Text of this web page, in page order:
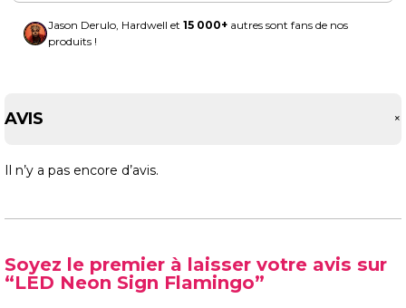
Jason Derulo, Hardwell et 15 000+ autres sont fans de nos
produits !
AVIS +
Il n’y a pas encore d’avis.
Soyez le premier à laisser votre avis sur
“LED Neon Sign Flamingo”